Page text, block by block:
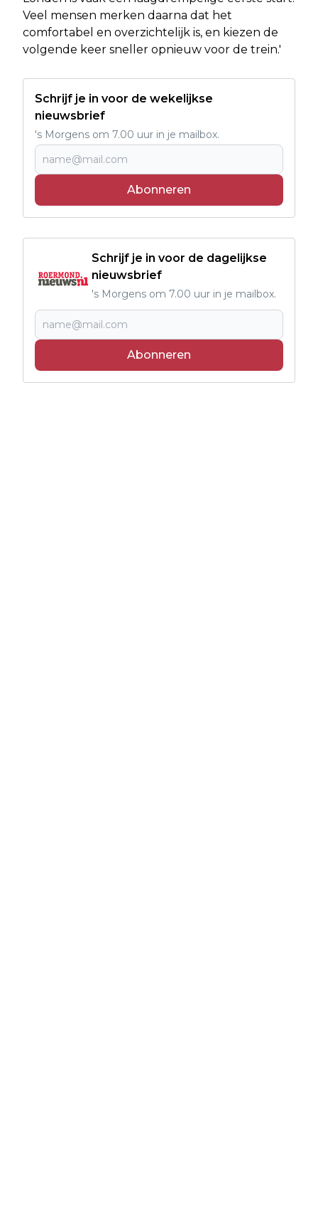
Veel mensen merken daarna dat het
comfortabel en overzichtelijk is, en kiezen de
volgende keer sneller opnieuw voor de trein.'
Schrijf je in voor de wekelijkse
nieuwsbrief
's Morgens om 7.00 uur in je mailbox.
Abonneren
Schrijf je in voor de dagelijkse
nieuwsbrief
's Morgens om 7.00 uur in je mailbox.
Abonneren